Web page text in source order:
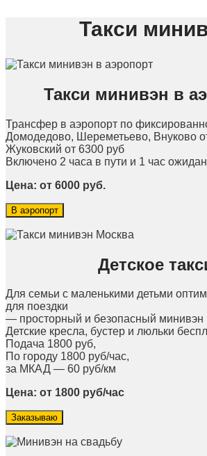
Такси
Такси минивэн в
Трансфер в аэропорт по
Домодедово, Шереметьево, Внуково
Жуковский от 6300 руб
Включено 2 часа в пути и 1 час
Цена: от 6000 руб.
В аэропорт
Детское
Для семьи с маленькими детьми
для поездки
— просторный и безопасный минивэн
Детские кресла, бустер и люльки
Подача 1800 руб,
По городу 1800 руб/час,
за МКАД — 60 руб/км
Цена: от 1800 руб/час
Заказываю